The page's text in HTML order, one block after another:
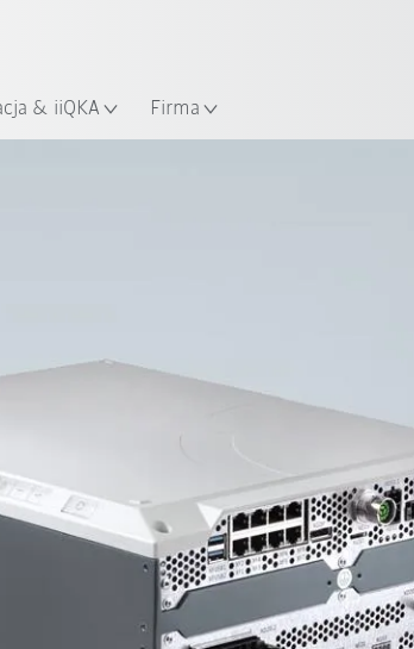
& iiQKA Firma
Do pobrania